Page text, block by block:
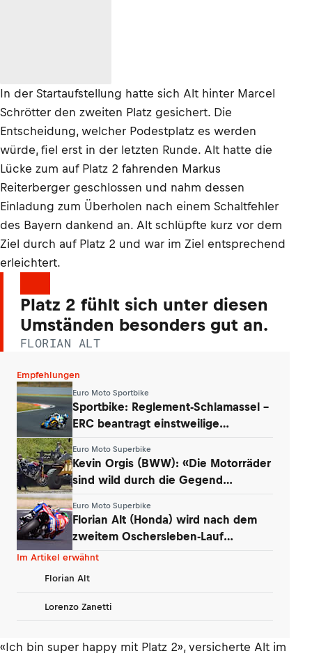
In der Startaufstellung hatte sich Alt hinter Marcel
Schrötter den zweiten Platz gesichert. Die
Entscheidung, welcher Podestplatz es werden
würde, fiel erst in der letzten Runde. Alt hatte die
Lücke zum auf Platz 2 fahrenden Markus
Reiterberger geschlossen und nahm dessen
Einladung zum Überholen nach einem Schaltfehler
des Bayern dankend an. Alt schlüpfte kurz vor dem
Ziel durch auf Platz 2 und war im Ziel entsprechend
erleichtert.
Platz 2 fühlt sich unter diesen
Umständen besonders gut an.
FLORIAN ALT
Empfehlungen
Euro Moto Sportbike
Sportbike: Reglement-Schlamassel –
ERC beantragt einstweilige
Euro Moto Superbike
Kevin Orgis (BWW): «Die Motorräder
sind wild durch die Gegend
Euro Moto Superbike
Florian Alt (Honda) wird nach dem
zweitem Oschersleben-Lauf
disqualifiziert
Im Artikel erwähnt
Florian Alt
Lorenzo Zanetti
«Ich bin super happy mit Platz 2», versicherte Alt im